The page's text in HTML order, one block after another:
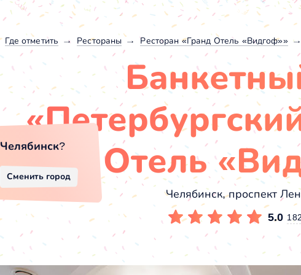
Где отметить Рестораны Ресторан «Гранд Отель «Видгоф»»
Отель
Челябинск, проспект
5.0
Челябинск?
Сменить город